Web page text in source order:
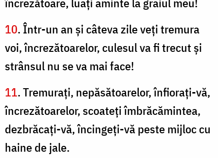
încrezătoare, luaţi aminte la graiul meu!
10. Într-un an şi câteva zile veţi tremura
voi, încrezătoarelor, culesul va fi trecut şi
strânsul nu se va mai face!
11. Tremuraţi, nepăsătoarelor, înfioraţi-vă,
încrezătoarelor, scoateţi îmbrăcămintea,
dezbrăcaţi-vă, încingeţi-vă peste mijloc cu
haine de jale.